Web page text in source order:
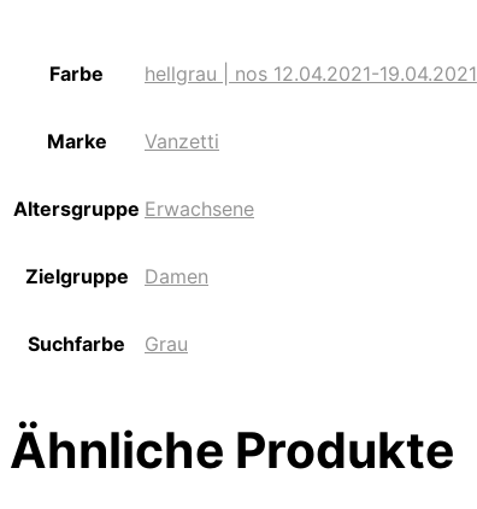
Farbe hellgrau | nos 12.04.2021-19.04.2021
Marke Vanzetti
Altersgruppe Erwachsene
Zielgruppe Damen
Suchfarbe Grau
Ähnliche Produkte